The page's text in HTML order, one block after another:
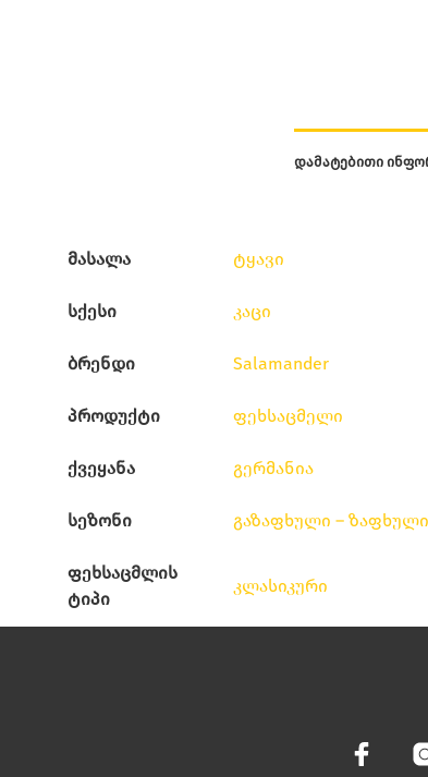
ᲓᲐᲛᲐᲢᲔᲑᲘᲗᲘ
მასალა ტყავი
სქესი კაცი
ბრენდი Salamander
პროდუქტი ფეხსაცმელი
ქვეყანა გერმანია
სეზონი გაზაფხული – ზაფხული
ფეხსაცმლის
ტიპი
კლასიკური